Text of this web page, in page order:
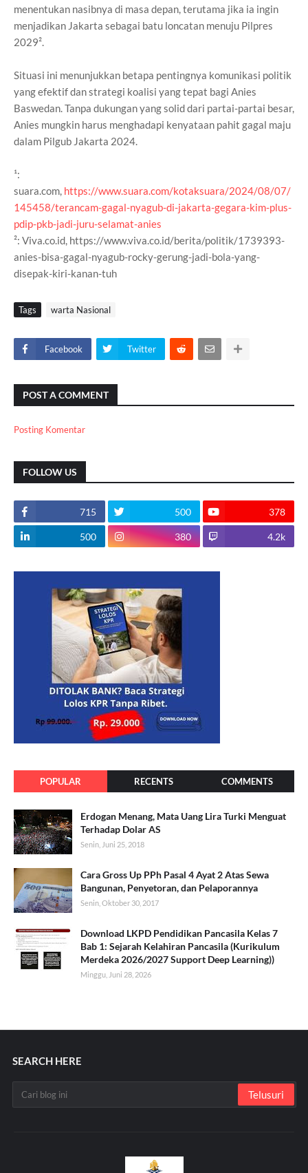
menentukan nasibnya di masa depan, terutama jika ia ingin
menjadikan Jakarta sebagai batu loncatan menuju Pilpres
2029².
Situasi ini menunjukkan betapa pentingnya komunikasi politik
yang efektif dan strategi koalisi yang tepat bagi Anies
Baswedan. Tanpa dukungan yang solid dari partai-partai besar,
Anies mungkin harus menghadapi kenyataan pahit gagal maju
dalam Pilgub Jakarta 2024.
¹:
suara.com, https://www.suara.com/kotaksuara/2024/08/07/
145458/terancam-gagal-nyagub-di-jakarta-gegara-kim-plus-
pdip-pkb-jadi-juru-selamat-anies
²: Viva.co.id, https://www.viva.co.id/berita/politik/1739393-
anies-bisa-gagal-nyagub-rocky-gerung-jadi-bola-yang-
disepak-kiri-kanan-tuh
Tags warta Nasional
Facebook Twitter
POST A COMMENT
Posting Komentar
FOLLOW US
715 500 378
500 380 4.2k
POPULAR RECENTS COMMENTS
Erdogan Menang, Mata Uang Lira Turki Menguat
Terhadap Dolar AS
Senin, Juni 25, 2018
Cara Gross Up PPh Pasal 4 Ayat 2 Atas Sewa
Bangunan, Penyetoran, dan Pelaporannya
Senin, Oktober 30, 2017
Download LKPD Pendidikan Pancasila Kelas 7
Bab 1: Sejarah Kelahiran Pancasila (Kurikulum
Merdeka 2026/2027 Support Deep Learning))
Minggu, Juni 28, 2026
SEARCH HERE